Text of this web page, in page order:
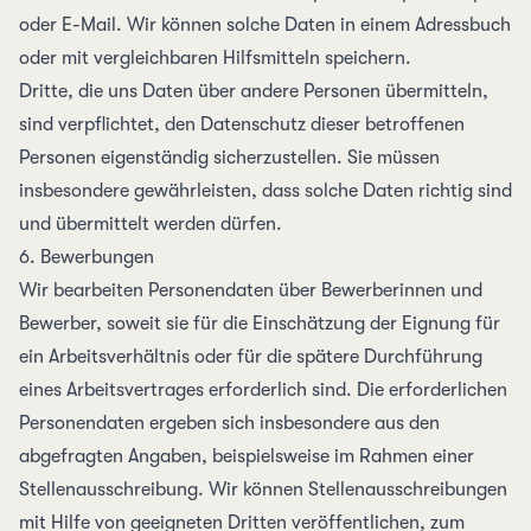
oder E-Mail. Wir können solche Daten in einem Adress­buch
oder mit vergleichbaren Hilfs­mitteln speichern.
Dritte, die uns Daten über andere Personen übermitteln,
sind verpflichtet, den Daten­schutz dieser betroffenen
Personen eigen­ständig sicherzustellen. Sie müssen
insbesondere gewähr­leisten, dass solche Daten richtig sind
und über­mittelt werden dürfen.
6. Bewerbungen
Wir bearbeiten Personendaten über Bewerberinnen und
Bewerber, soweit sie für die Einschätzung der Eignung für
ein Arbeitsverhältnis oder für die spätere Durchführung
eines Arbeitsvertrages erforderlich sind. Die erforderlichen
Personendaten ergeben sich insbesondere aus den
abgefragten Angaben, beispielsweise im Rahmen einer
Stellenausschreibung. Wir können Stellenausschreibungen
mit Hilfe von geeigneten Dritten veröffentlichen, zum